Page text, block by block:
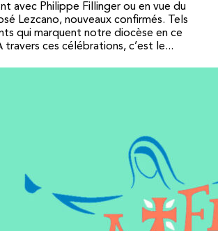
avec Philippe Fillinger ou en vue du
Lezcano, nouveaux confirmés. Tels
qui marquent notre diocèse en ce
ces célébrations, c’est le...